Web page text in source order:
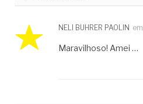
NELI BUHRER PAOLIN em
Maravilhoso! Amei …